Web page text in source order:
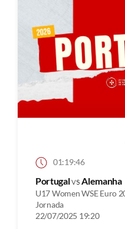
01:19:46
PortugalvsAlemanha
U17 Women WSE Euro
Jornada
22/07/2025 19:20